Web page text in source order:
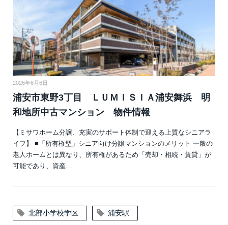
2026年6月6日
浦安市東野3丁目 ＬＵＭＩＳＩＡ浦安舞浜 明
和地所中古マンション 物件情報
【ミサワホーム分譲、充実のサポート体制で迎える上質なシニアラ
イフ】 ■「所有権型」シニア向け分譲マンションのメリット 一般の
老人ホームとは異なり、所有権があるため「売却・相続・賃貸」が
可能であり、資産…
北部小学校学区 浦安駅